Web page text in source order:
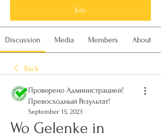
Join
Discussion Media Members About
Back
Проверено Администрацией!
Превосходный Результат!
September 15, 2023
Wo Gelenke in